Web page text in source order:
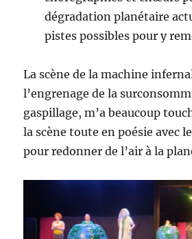
dégradation planétaire
pistes possibles pour y
La scène de la machine
l’engrenage de la
gaspillage, m’a beaucoup
la scène toute en poésie avec
pour redonner de l’air à la